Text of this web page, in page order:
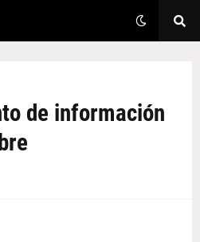
de información